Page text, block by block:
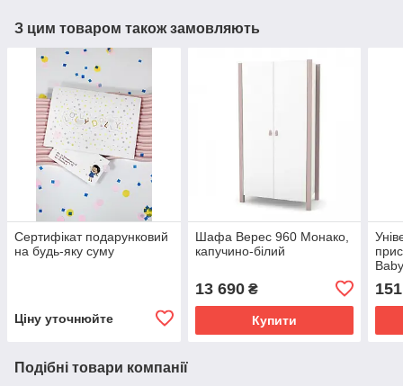
З цим товаром також замовляють
Сертифікат подарунковий
на будь-яку суму
Ціну уточнюйте
Шафа Верес 960 Монако,
капучино-білий
13 690₴
Купити
151
Подібні товари компанії